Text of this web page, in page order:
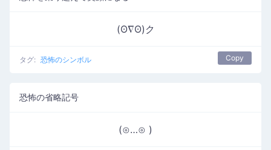
(ʘ∇ʘ)ク
タグ: 恐怖のシンボル Copy
恐怖の省略記号
(⊙…⊙ )